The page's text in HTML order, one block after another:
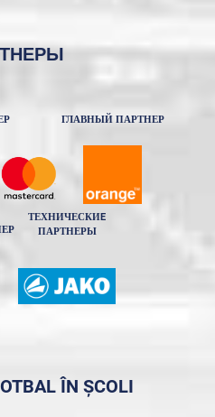
ГЛАВНЫЙ ПАРТНЕР
ТЕХНИЧЕСКИE
ПАРТНЕРЫ
ÎN ȘCOLI